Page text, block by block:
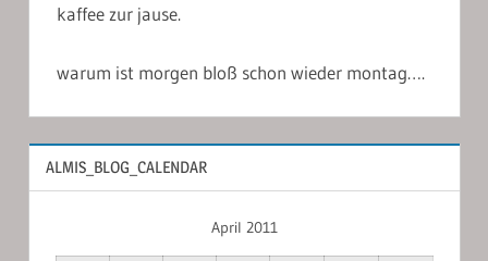
kaffee zur jause.
warum ist morgen bloß schon wieder montag….
ALMIS_BLOG_CALENDAR
April 2011